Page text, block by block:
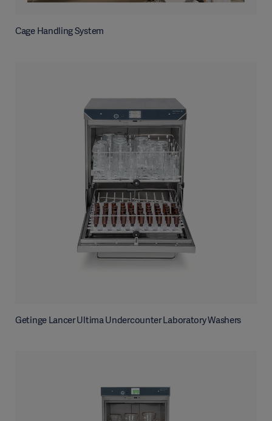
Cage Handling System
Getinge Lancer Ultima Undercounter Laboratory Washers